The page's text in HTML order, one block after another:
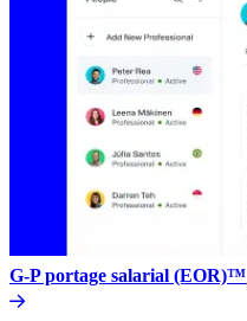
G-P portage salarial (EOR)™​​